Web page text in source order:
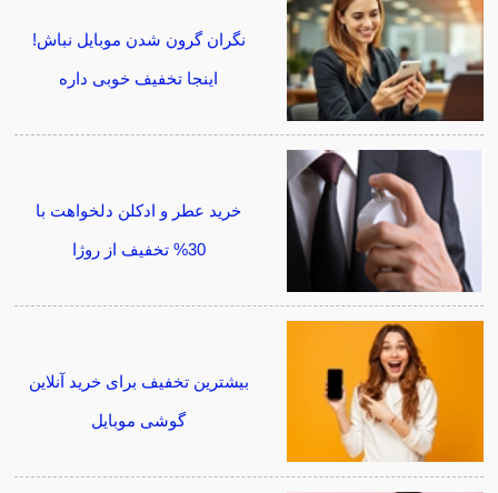
نگران گرون شدن موبایل نباش!
اینجا تخفیف خوبی داره
خرید عطر و ادکلن دلخواهت با
30% تخفیف از روژا
بیشترین تخفیف برای خرید آنلاین
گوشی موبایل